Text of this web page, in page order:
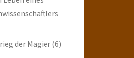
der Magier(6)